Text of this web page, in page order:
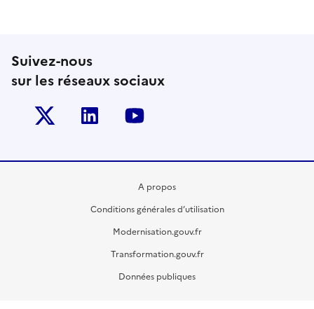
Suivez-nous
sur les réseaux sociaux
Twitter-x Linkedin
A propos
Conditions générales d’utilisation
Modernisation.gouv.fr
Transformation.gouv.fr
Données publiques